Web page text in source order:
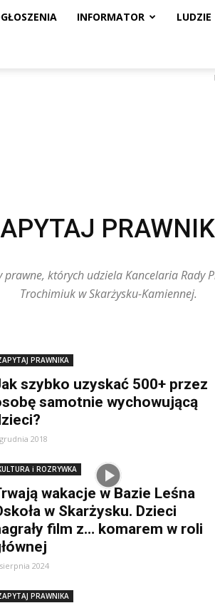
INFORMATOR LUDZIE
których udziela Kancelaria Rady
Trochimiuk w Skarżysku-Kamiennej.
PRAWNIKA
szybko uzyskać 500+ przez
samotnie wychowującą
2018
i ROZRYWKA
wakacje w Bazie Leśna
w Skarżysku. Dzieci
film z… komarem w roli
2024
PRAWNIKA